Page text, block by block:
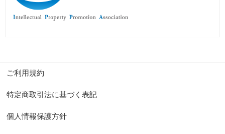
ご利用規約
特定商取引法に基づく表記
個人情報保護方針